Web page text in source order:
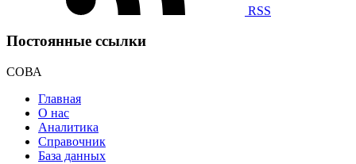
RSS
Постоянные ссылки
СОВА
Главная
О нас
Аналитика
Справочник
База данных